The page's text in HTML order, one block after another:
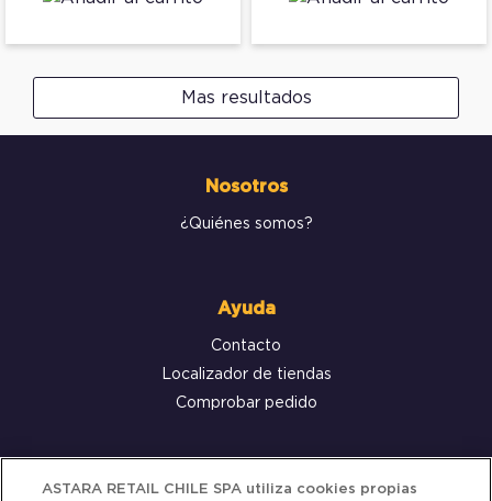
Mas resultados
Nosotros
¿Quiénes somos?
Ayuda
Contacto
Localizador de tiendas
Comprobar pedido
Servicio al cliente
ASTARA RETAIL CHILE SPA utiliza cookies propias